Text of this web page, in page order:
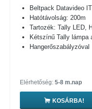
Beltpack Datavideo
Hatótávolság: 200m
Tartozék: Tally LED,
Kétszínű Tally lámpa
Hangerőszabályzóval
Elérhetőség: 5-8 m.nap
KOSÁRBA!